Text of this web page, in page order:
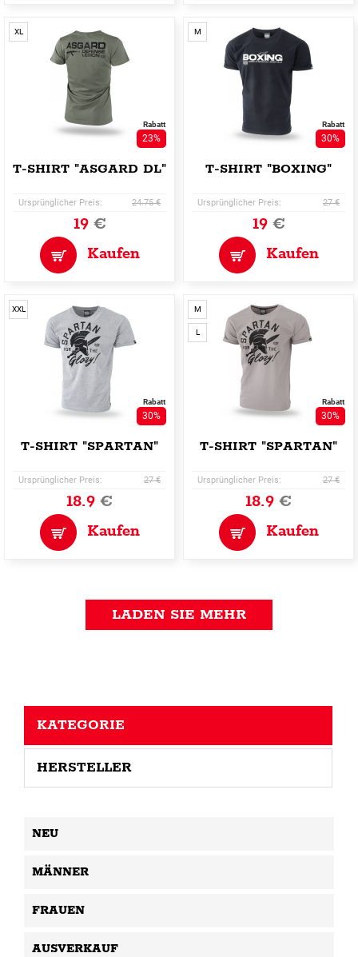
XL
Rabatt
23%
T-SHIRT "ASGARD DL"
Ursprünglicher Preis: 24.75 €
19€
Kaufen
M
Rabatt
30%
T-SHIRT "BOXING"
Ursprünglicher Preis: 27 €
19€
Kaufen
XXL
Rabatt
30%
T-SHIRT "SPARTAN"
Ursprünglicher Preis: 27 €
18.9€
Kaufen
M
L
Rabatt
30%
T-SHIRT "SPARTAN"
Ursprünglicher Preis: 27 €
18.9€
Kaufen
LADEN SIE MEHR
KATEGORIE
HERSTELLER
NEU
MÄNNER
FRAUEN
AUSVERKAUF